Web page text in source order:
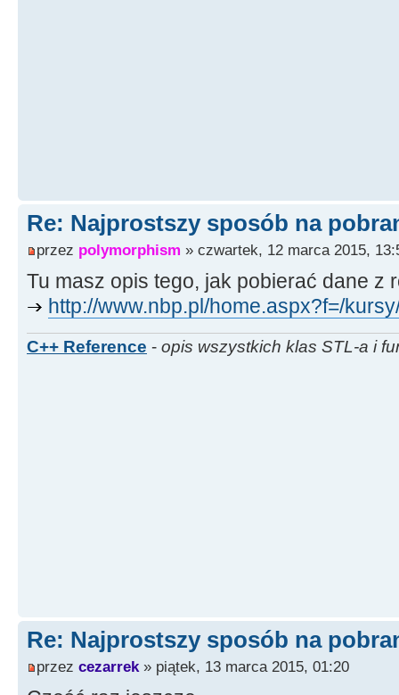
intstart=Value.Pos(
intend=Value.Pos( "</
pos=end+start+ 13;
returnValue.SubString(
}
intpos= 14;
while(pos> 13 )
Re: Najprostszy sposób na
przez polymorphism » czwartek, 12 marca 2015,
Tu masz opis tego, jak pobierać dane z
http://www.nbp.pl/home.aspx?f=/
C++ Reference - opis wszystkich klas STL-a i
Re: Najprostszy sposób na
przez cezarrek » piątek, 13 marca 2015, 01:20